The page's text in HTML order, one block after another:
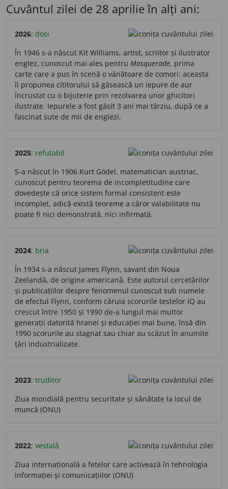
Cuvântul zilei de 28 aprilie în alți ani:
2026: dosi
În 1946 s-a născut Kit Williams, artist, scriitor și ilustrator
englez, cunoscut mai ales pentru Masquerade, prima
carte care a pus în scenă o vânătoare de comori: aceasta
îi propunea cititorului să găsească un iepure de aur
încrustat cu o bijuterie prin rezolvarea unor ghicitori
ilustrate. Iepurele a fost găsit 3 ani mai târziu, după ce a
fascinat sute de mii de englezi.
2025: refutabil
S-a născut în 1906 Kurt Gödel, matematician austriac,
cunoscut pentru teorema de incompletitudine care
dovedește că orice sistem formal consistent este
incomplet, adică există teoreme a căror valabilitate nu
poate fi nici demonstrată, nici infirmată.
2024: bria
În 1934 s-a născut James Flynn, savant din Noua
Zeelandă, de origine americană. Este autorul cercetărilor
și publicațiilor despre fenomenul cunoscut sub numele
de efectul Flynn, conform căruia scorurile testelor IQ au
crescut între 1950 și 1990 de-a lungul mai multor
generații datorită hranei și educației mai bune, însă din
1990 scorurile au stagnat sau chiar au scăzut în anumite
țări industrializate.
2023: truditor
Ziua mondială pentru securitate și sănătate la locul de
muncă (ONU)
2022: vestală
Ziua internațională a fetelor care activează în tehnologia
informației și comunicațiilor (ONU)